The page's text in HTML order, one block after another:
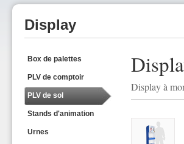
Display
Box de palettes
PLV de comptoir
PLV de sol
Stands d'animation
Urnes
Display à